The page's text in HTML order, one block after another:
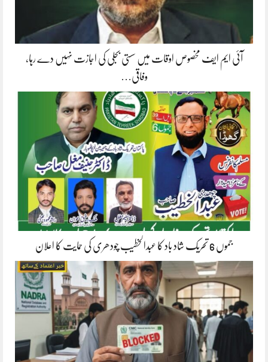
آئی ایم ایف مخصوص اوقات میں سستی بجلی کی اجازت نہیں دے رہا،
وفاقی…
جموں 6 تحریک شاد باد کا عبدالخطیب چودھری کی حمایت کا اعلان